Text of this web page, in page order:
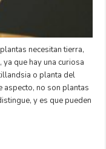
necesitan tierra,
que hay una curiosa
o planta del
aspecto, no son plantas
y es que pueden